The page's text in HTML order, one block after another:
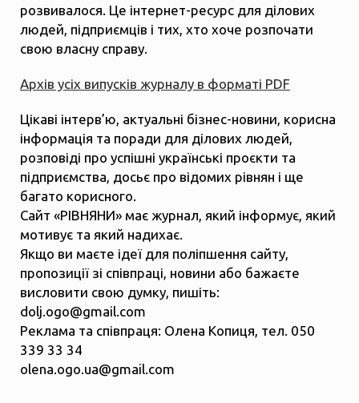
розвивалося. Це інтернет-ресурс для ділових
людей, підприємців і тих, хто хоче розпочати
свою власну справу.
Архів усіх випусків журналу в форматі PDF
Цікаві інтерв’ю, актуальні бізнес-новини, корисна
інформація та поради для ділових людей,
розповіді про успішні українські проєкти та
підприємства, досьє про відомих рівнян і ще
багато корисного.
Сайт «РІВНЯНИ» має журнал, який інформує, який
мотивує та який надихає.
Якщо ви маєте ідеї для поліпшення сайту,
пропозиції зі співпраці, новини або бажаєте
висловити свою думку, пишіть:
dolj.ogo@gmail.com
Реклама та співпраця: Олена Копиця, тел. 050
339 33 34
olena.ogo.ua@gmail.com